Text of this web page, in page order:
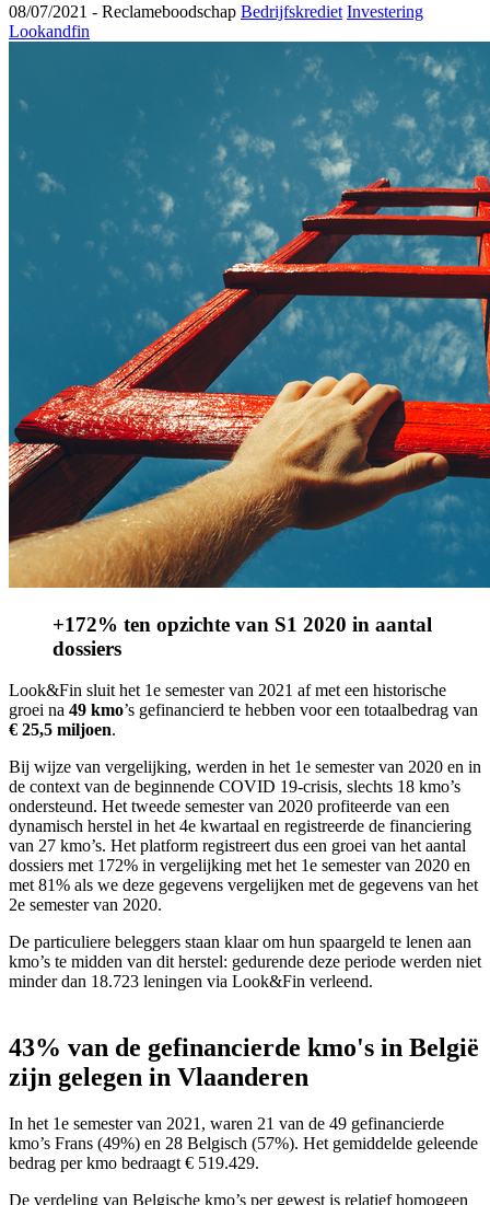
08/07/2021 - Reclameboodschap Bedrijfskrediet Investering
Lookandfin
+172% ten opzichte van S1 2020 in aantal
dossiers
Look&Fin sluit het 1e semester van 2021 af met een historische
groei na 49 kmo’s gefinancierd te hebben voor een totaalbedrag van
€ 25,5 miljoen.
Bij wijze van vergelijking, werden in het 1e semester van 2020 en in
de context van de beginnende COVID 19-crisis, slechts 18 kmo’s
ondersteund. Het tweede semester van 2020 profiteerde van een
dynamisch herstel in het 4e kwartaal en registreerde de financiering
van 27 kmo’s. Het platform registreert dus een groei van het aantal
dossiers met 172% in vergelijking met het 1e semester van 2020 en
met 81% als we deze gegevens vergelijken met de gegevens van het
2e semester van 2020.
De particuliere beleggers staan klaar om hun spaargeld te lenen aan
kmo’s te midden van dit herstel: gedurende deze periode werden niet
minder dan 18.723 leningen via Look&Fin verleend.
43% van de gefinancierde kmo's in België
zijn gelegen in Vlaanderen
In het 1e semester van 2021, waren 21 van de 49 gefinancierde
kmo’s Frans (49%) en 28 Belgisch (57%). Het gemiddelde geleende
bedrag per kmo bedraagt € 519.429.
De verdeling van Belgische kmo’s per gewest is relatief homogeen